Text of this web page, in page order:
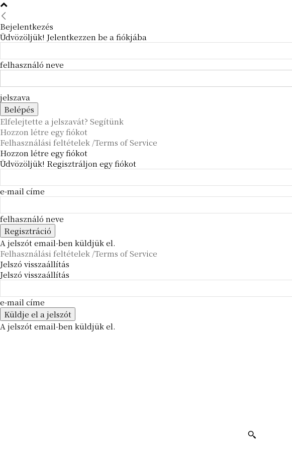
Bejelentkezés
Üdvözöljük! Jelentkezzen be a fiókjába
felhasználó neve
jelszava
Elfelejtette a jelszavát? Segítünk
Hozzon létre egy fiókot
Felhasználási feltételek /Terms of Service
Hozzon létre egy fiókot
Üdvözöljük! Regisztráljon egy fiókot
e-mail címe
felhasználó neve
A jelszót email-ben küldjük el.
Felhasználási feltételek /Terms of Service
Jelszó visszaállítás
Jelszó visszaállítás
e-mail címe
A jelszót email-ben küldjük el.